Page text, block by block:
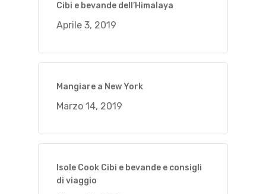
Cibi e bevande dell’Himalaya
Aprile 3, 2019
Mangiare a New York
Marzo 14, 2019
Isole Cook Cibi e bevande e consigli
di viaggio